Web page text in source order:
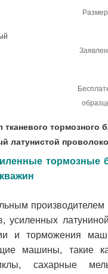
тканевого тормозного
латунистой
тормозные
производителем
усиленных
и торможения
машины, такие
сахарные